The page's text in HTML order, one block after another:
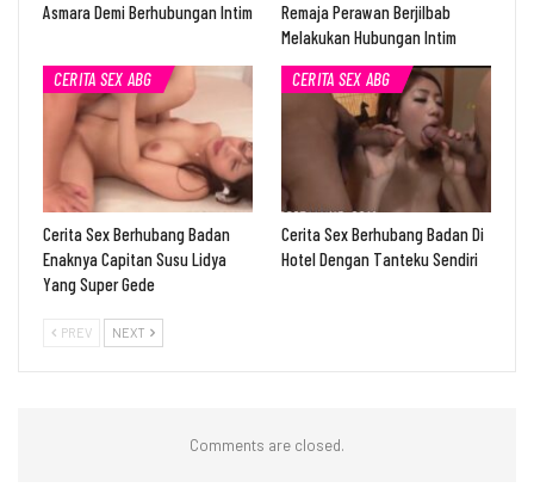
Asmara Demi Berhubungan Intim
Remaja Perawan Berjilbab
Melakukan Hubungan Intim
CERITA SEX ABG
Cerita Sex Berhubang Badan
Enaknya Capitan Susu Lidya
Yang Super Gede
CERITA SEX ABG
Cerita Sex Berhubang Badan Di
Hotel Dengan Tanteku Sendiri
PREV NEXT
Comments are closed.